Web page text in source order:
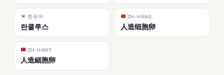
한국어
란쿨루스
ZH-HANS
人造细胞卵
ZH-HANT
人造細胞卵